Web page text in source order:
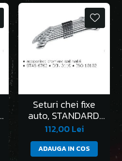
Seturi chei fixe
auto, STANDARD,
în clemă/8 bucati
112,00 Lei
ADAUGA IN COS